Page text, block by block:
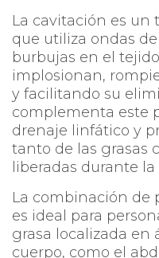
La cavitación es
que utiliza ondas
burbujas en el
implosionan,
y facilitando su
complementa este
drenaje linfático y
tanto de las grasas
liberadas durante
La combinación de
es ideal para
grasa localizada en
cuerpo, como el